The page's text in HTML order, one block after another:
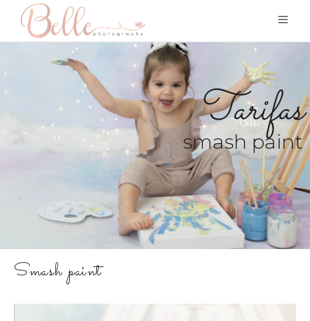
Tarifas
smash paint
Smash paint